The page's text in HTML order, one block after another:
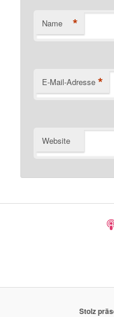
Name *
E-Mail-Adresse *
Website
Stolz